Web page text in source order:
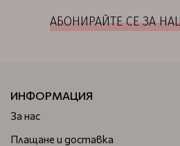
АБОНИРАЙТЕ СЕ ЗА
ИНФОРМАЦИЯ
За нас
Плащане и доставка